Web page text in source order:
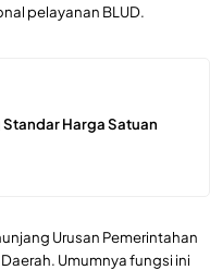
pelayanan BLUD.
Harga Satuan
Urusan Pemerintahan
Umumnya fungsi ini